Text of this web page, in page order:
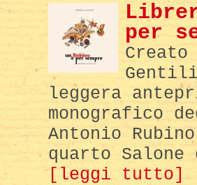
per
leggera
monografico
Antonio
quarto
[leggi tutto]